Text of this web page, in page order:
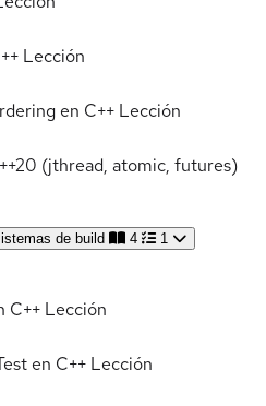
Lección
en C++ Lección
(jthread, atomic, futures)
de build 4 1
C++ Lección
en C++ Lección